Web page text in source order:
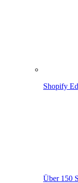
Shopify
Über 150